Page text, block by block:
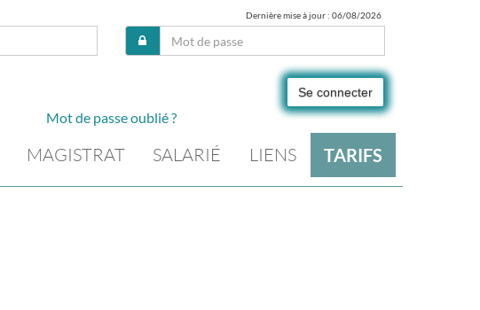
Dernière mise à jour : 06/08/2026
Se connecter
Mot de passe oublié ?
MAGISTRAT SALARIÉ LIENS TARIFS